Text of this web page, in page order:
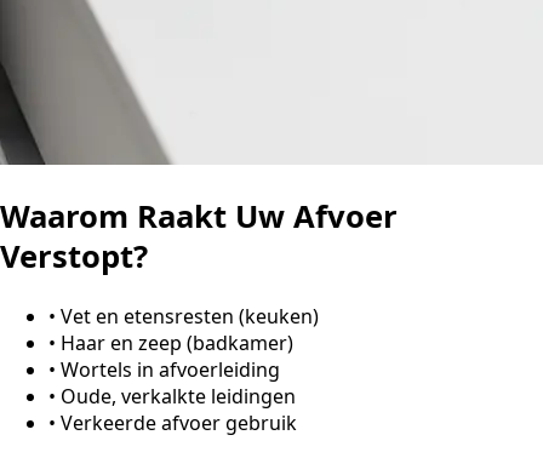
Waarom Raakt Uw Afvoer
Verstopt?
• Vet en etensresten (keuken)
• Haar en zeep (badkamer)
• Wortels in afvoerleiding
• Oude, verkalkte leidingen
• Verkeerde afvoer gebruik